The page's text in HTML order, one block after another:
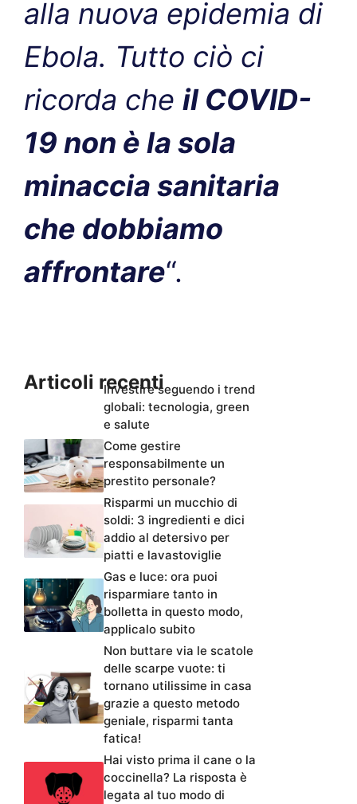
alla nuova epidemia di
Ebola. Tutto ciò ci
ricorda che il COVID-
19 non è la sola
minaccia sanitaria
che dobbiamo
affrontare“.
Articoli recentiInvestire seguendo i trend
globali: tecnologia, green
e salute
Come gestire
responsabilmente un
prestito personale?
Risparmi un mucchio di
soldi: 3 ingredienti e dici
addio al detersivo per
piatti e lavastoviglie
Gas e luce: ora puoi
risparmiare tanto in
bolletta in questo modo,
applicalo subito
Non buttare via le scatole
delle scarpe vuote: ti
tornano utilissime in casa
grazie a questo metodo
geniale, risparmi tanta
fatica!
Hai visto prima il cane o la
coccinella? La risposta è
legata al tuo modo di